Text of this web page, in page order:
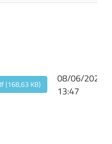
(168,63 KB)
08/06/2026
13:47